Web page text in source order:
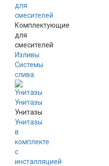
для
смесителей
Комплектующие
для
смесителей
Изливы
Системы
слива
Унитазы
Унитазы
Унитазы
в
комплекте
с
инсталляцией